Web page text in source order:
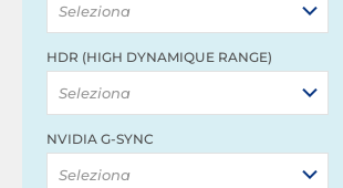
Seleziona
HDR (HIGH DYNAMIQUE RANGE)
Seleziona
NVIDIA G-SYNC
Seleziona